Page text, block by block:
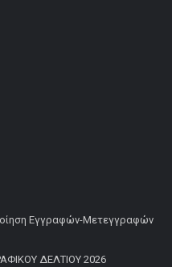
Εγγραφών-Μετεγγραφών
ΔΕΛΤΙΟΥ 2026